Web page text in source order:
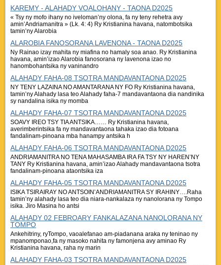
KAREMY - ALAHADY VOALOHANY - TAONA D2025
« Tsy ny mofo ihany no iveloman’ny olona, fa ny teny rehetra avy
amin’Andriamanitra » (Lk. 4: 4) Ry Kristianina havana, natombotsika
tamin’ny Alarobia
ALAROBIA FANOSORANA LAVENONA - TAONA D2025
Ny Rainao izay mahita ny miafina no hamaly soa anao. Ry Kristianina
havana, amin’izao Alarobia fanosorana ny lavenona izao no
hanombohantsika ny vaninandro
ALAHADY FAHA-08 TSOTRA MANDAVANTAONA D2025
NY TENY LAZAINA NO AMANTARANA NY FO Ry Kristianina havana,
tamin’ny Alahady lasa teo Alahady faha-7 mandavantaona dia nandinika
sy nandalina isika ny momba
ALAHADY FAHA-07 TSOTRA MANDAVANTAONA D2025
SOAVY IREO TSY TIA ANTSIKA…… Ry Kristianina havana,
averimberintsika fa ny mandavantaona tahaka izao dia fotoana
fandalinam-pinoana mba hanampy antsika h
ALAHADY FAHA-06 TSOTRA MANDAVANTAONA D2025
ANDRIAMANITRA NO TENA MAHASAMBA IRA FA TSY NY HAREN’NY
TANY Ry Kristianina havana, amin’izao Alahady mandavantaona tsotra
fandalinam-pinoana ataontsika iza
ALAHADY FAHA-05 TSOTRA MANDAVANTAONA D2025
ISIKA TSIRAIRAY NO ANTSOIN’ANDRIAMANITRA SY IRAHINY….Raha
tamin’ny alahady lasa teo dia niara-nankalaza ny nanolorana ny Tompo
isika. Jiro Masina ho antsi
ALAHADY 02 FEBROARY FANKALAZANA NANOLORANA NY
TOMPO
Ankehitriny, ryTompo, vaoalefanao am-piadanana araka ny teninao ny
mpanomponao,fa ny masoko nahita ny famonjena avy aminao Ry
Kristianina havana, raha ny marin
ALAHADY FAHA-03 TSOTRA MANDAVANTAONA D2025